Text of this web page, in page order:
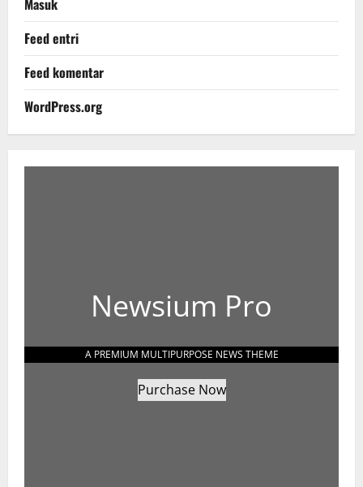
Masuk
Feed entri
Feed komentar
WordPress.org
Newsium Pro
A PREMIUM MULTIPURPOSE NEWS THEME
Purchase Now